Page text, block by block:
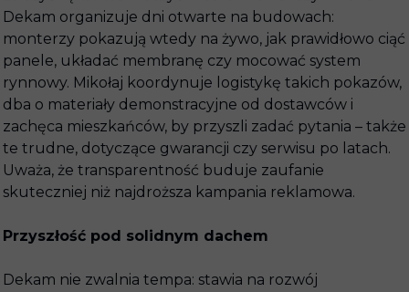
Dekam organizuje dni otwarte na budowach:
monterzy pokazują wtedy na żywo, jak prawidłowo ciąć
panele, układać membranę czy mocować system
rynnowy. Mikołaj koordynuje logistykę takich pokazów,
dba o materiały demonstracyjne od dostawców i
zachęca mieszkańców, by przyszli zadać pytania – także
te trudne, dotyczące gwarancji czy serwisu po latach.
Uważa, że transparentność buduje zaufanie
skuteczniej niż najdroższa kampania reklamowa.
Przyszłość pod solidnym dachem
Dekam nie zwalnia tempa: stawia na rozwój